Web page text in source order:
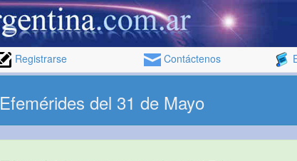
Registrarse Contáctenos
Efemérides del 31 de Mayo